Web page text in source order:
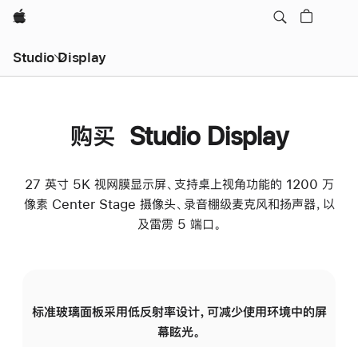
Apple
Studio Display
购买 Studio Display
27 英寸 5K 视网膜显示屏、支持桌上视角功能的 1200 万
像素 Center Stage 摄像头、录音棚级麦克风和扬声器，以
及雷雳 5 端口。
标准玻璃面板采用低反射率设计，可减少使用环境中的屏
幕眩光。